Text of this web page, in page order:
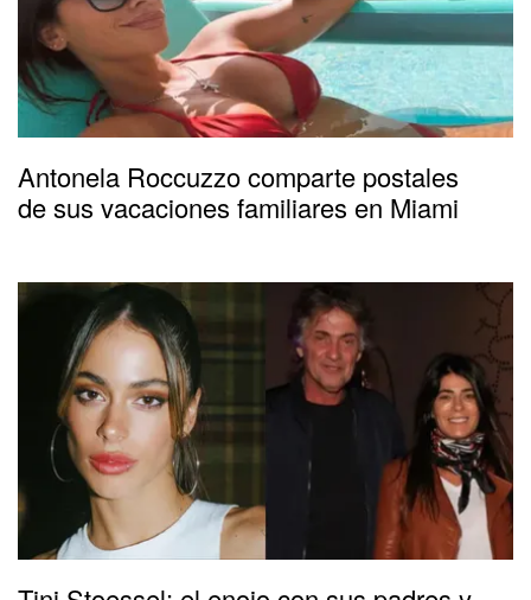
Antonela Roccuzzo comparte postales
de sus vacaciones familiares en Miami